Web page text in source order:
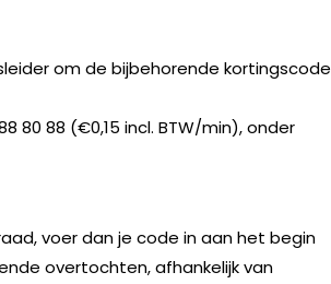
om de bijbehorende kortingscode
80 88 (€0,15 incl. BTW/min), onder
voer dan je code in aan het begin
overtochten, afhankelijk van